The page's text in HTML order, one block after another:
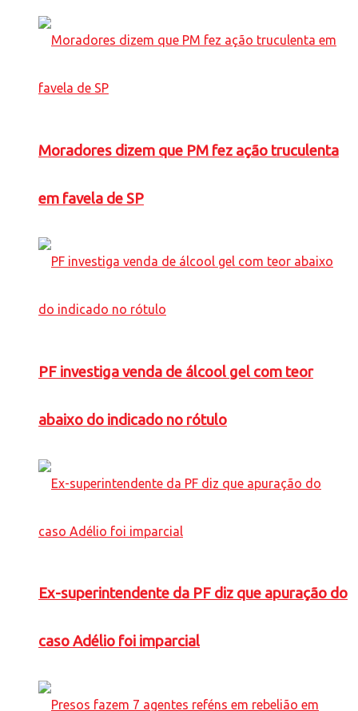
Moradores dizem que PM fez ação truculenta
em favela de SP
PF investiga venda de álcool gel com teor
abaixo do indicado no rótulo
Ex-superintendente da PF diz que apuração do
caso Adélio foi imparcial